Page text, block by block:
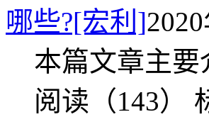
哪些?[宏利]
本篇文章主要
阅读（143）